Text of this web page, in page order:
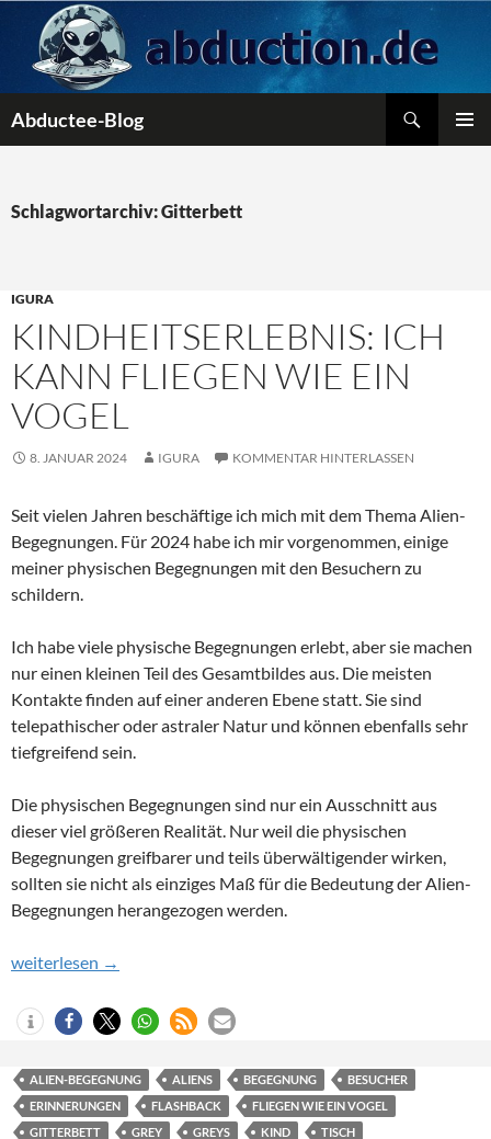
Inhalt
springen
Abductee-Blog
Schlagwortarchiv: Gitterbett
IGURA
KINDHEITSERLEBNIS: ICH
KANN FLIEGEN WIE EIN
VOGEL
8. JANUAR 2024 IGURA KOMMENTAR HINTERLASSEN
Seit vielen Jahren beschäftige ich mich mit dem Thema Alien-
Begegnungen. Für 2024 habe ich mir vorgenommen, einige
meiner physischen Begegnungen mit den Besuchern zu
schildern.
Ich habe viele physische Begegnungen erlebt, aber sie machen
nur einen kleinen Teil des Gesamtbildes aus. Die meisten
Kontakte finden auf einer anderen Ebene statt. Sie sind
telepathischer oder astraler Natur und können ebenfalls sehr
tiefgreifend sein.
Die physischen Begegnungen sind nur ein Ausschnitt aus
dieser viel größeren Realität. Nur weil die physischen
Begegnungen greifbarer und teils überwältigender wirken,
sollten sie nicht als einziges Maß für die Bedeutung der Alien-
Begegnungen herangezogen werden.
Kindheitserlebnis: Ich kann fliegen wie ein Vogel
weiterlesen →
ALIEN-BEGEGNUNG ALIENS BEGEGNUNG
BESUCHER
ERINNERUNGEN
FLASHBACK
FLIEGEN WIE EIN VOGEL
GITTERBETT
GREY GREYS KIND
TISCH